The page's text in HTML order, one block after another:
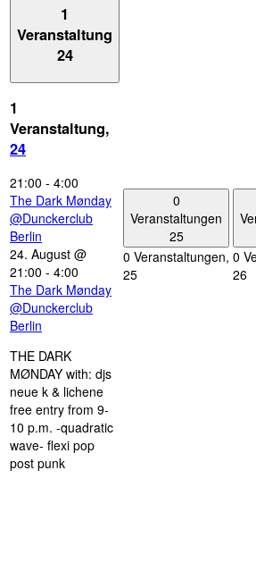
1
Veranstaltung
24
1
Veranstaltung,
24
21:00 - 4:00
The Dark Mønday
@Dunckerclub
Berlin
24. August @
21:00 - 4:00
The Dark Mønday
@Dunckerclub
Berlin
THE DARK
MØNDAY with: djs
neue k & lichene
free entry from 9-
10 p.m. -quadratic
wave- flexi pop
post punk
0
Veranstaltungen
25
0 Veranstaltungen,
25
0
26